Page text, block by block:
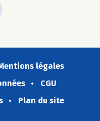
légales
CGU
Plan du site